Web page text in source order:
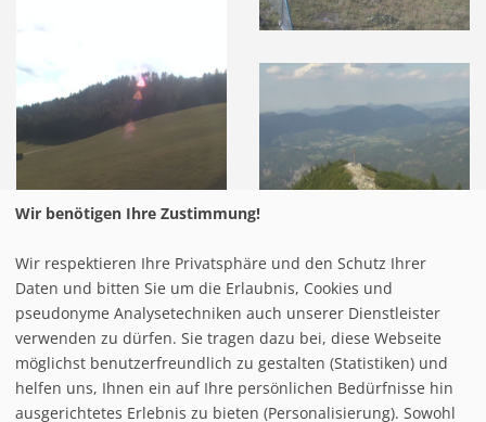
Wir benötigen Ihre Zustimmung!
Wir respektieren Ihre Privatsphäre und den Schutz Ihrer
Daten und bitten Sie um die Erlaubnis, Cookies und
pseudonyme Analysetechniken auch unserer Dienstleister
verwenden zu dürfen. Sie tragen dazu bei, diese Webseite
möglichst benutzerfreundlich zu gestalten (Statistiken) und
helfen uns, Ihnen ein auf Ihre persönlichen Bedürfnisse hin
ausgerichtetes Erlebnis zu bieten (Personalisierung). Sowohl